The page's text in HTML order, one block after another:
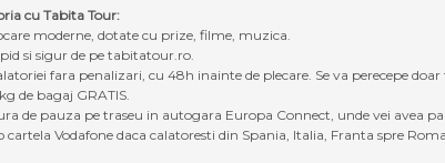
cu Tabita Tour:
moderne, dotate cu prize, filme, muzica.
si sigur de pe tabitatour.ro.
fara penalizari, cu 48h inainte de plecare. Se va perecepe
de bagaj GRATIS.
de pauza pe traseu in autogara Europa Connect, unde vei avea
Vodafone daca calatoresti din Spania, Italia, Franta spre